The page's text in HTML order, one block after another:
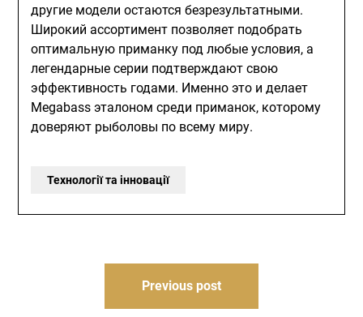
другие модели остаются безрезультатными.
Широкий ассортимент позволяет подобрать
оптимальную приманку под любые условия, а
легендарные серии подтверждают свою
эффективность годами. Именно это и делает
Megabass эталоном среди приманок, которому
доверяют рыболовы по всему миру.
Технології та інновації
Навігація
Previous post